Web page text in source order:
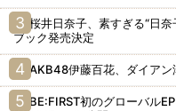
桜井日奈子、素すぎる“日奈
ブック発売決定
AKB48伊藤百花、ダイアン
BE:FIRST初のグローバルEP